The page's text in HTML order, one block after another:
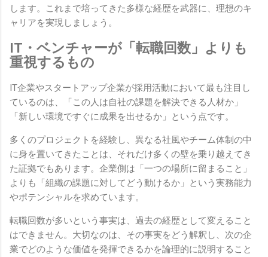
します。これまで培ってきた多様な経歴を武器に、理想のキ
ャリアを実現しましょう。
IT・ベンチャーが「転職回数」よりも
重視するもの
IT企業やスタートアップ企業が採用活動において最も注目し
ているのは、「この人は自社の課題を解決できる人材か」
「新しい環境ですぐに成果を出せるか」という点です。
多くのプロジェクトを経験し、異なる社風やチーム体制の中
に身を置いてきたことは、それだけ多くの壁を乗り越えてき
た証拠でもあります。企業側は「一つの場所に留まること」
よりも「組織の課題に対してどう動けるか」という実務能力
やポテンシャルを求めています。
転職回数が多いという事実は、過去の経歴として変えること
はできません。大切なのは、その事実をどう解釈し、次の企
業でどのような価値を発揮できるかを論理的に説明すること